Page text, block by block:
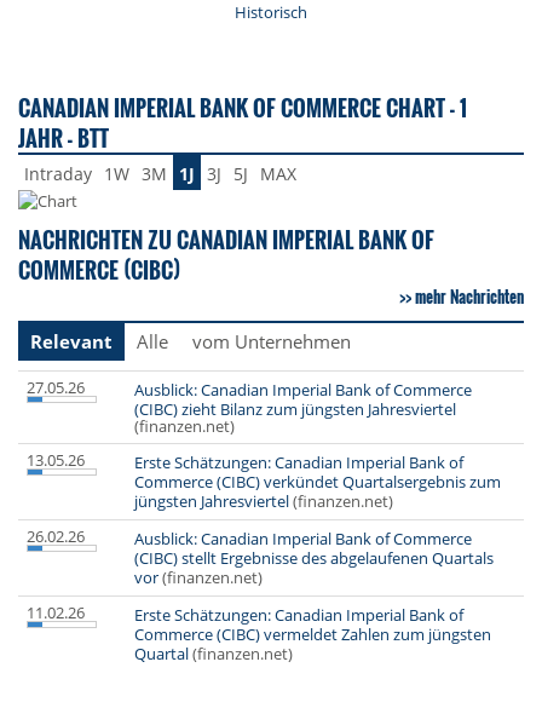
Historisch
CANADIAN IMPERIAL BANK OF COMMERCE CHART - 1
JAHR - BTT
Intraday 1W 3M 1J 3J 5J MAX
NACHRICHTEN ZU CANADIAN IMPERIAL BANK OF
COMMERCE (CIBC)
mehr Nachrichten
Relevant
Alle vom Unternehmen
27.05.26
Ausblick: Canadian Imperial Bank of Commerce
(CIBC) zieht Bilanz zum jüngsten Jahresviertel
(finanzen.net)
13.05.26
Erste Schätzungen: Canadian Imperial Bank of
Commerce (CIBC) verkündet Quartalsergebnis zum
jüngsten Jahresviertel(finanzen.net)
26.02.26
Ausblick: Canadian Imperial Bank of Commerce
(CIBC) stellt Ergebnisse des abgelaufenen Quartals
vor(finanzen.net)
11.02.26
Erste Schätzungen: Canadian Imperial Bank of
Commerce (CIBC) vermeldet Zahlen zum jüngsten
Quartal(finanzen.net)